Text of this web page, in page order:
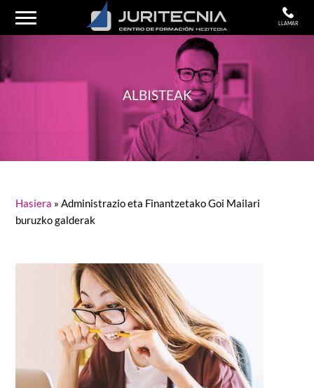
LLAMAR
ALBISTEAK
Hasiera »Administrazio eta Finantzetako Goi Mailari
buruzko galderak